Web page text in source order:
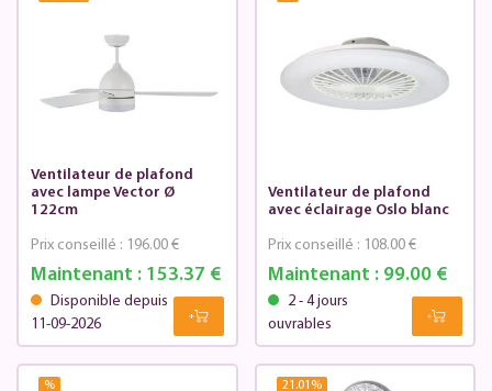
Ventilateur de plafond
avec lampe Vector Ø
122cm
Maintenant :153.37 €
Prix conseillé : 196.00 €
Disponible depuis
11-09-2026
Ventilateur de plafond
avec éclairage Oslo blanc
Maintenant : 99.00 €
Prix conseillé : 108.00 €
2 - 4 jours
ouvrables
% 21.01 %